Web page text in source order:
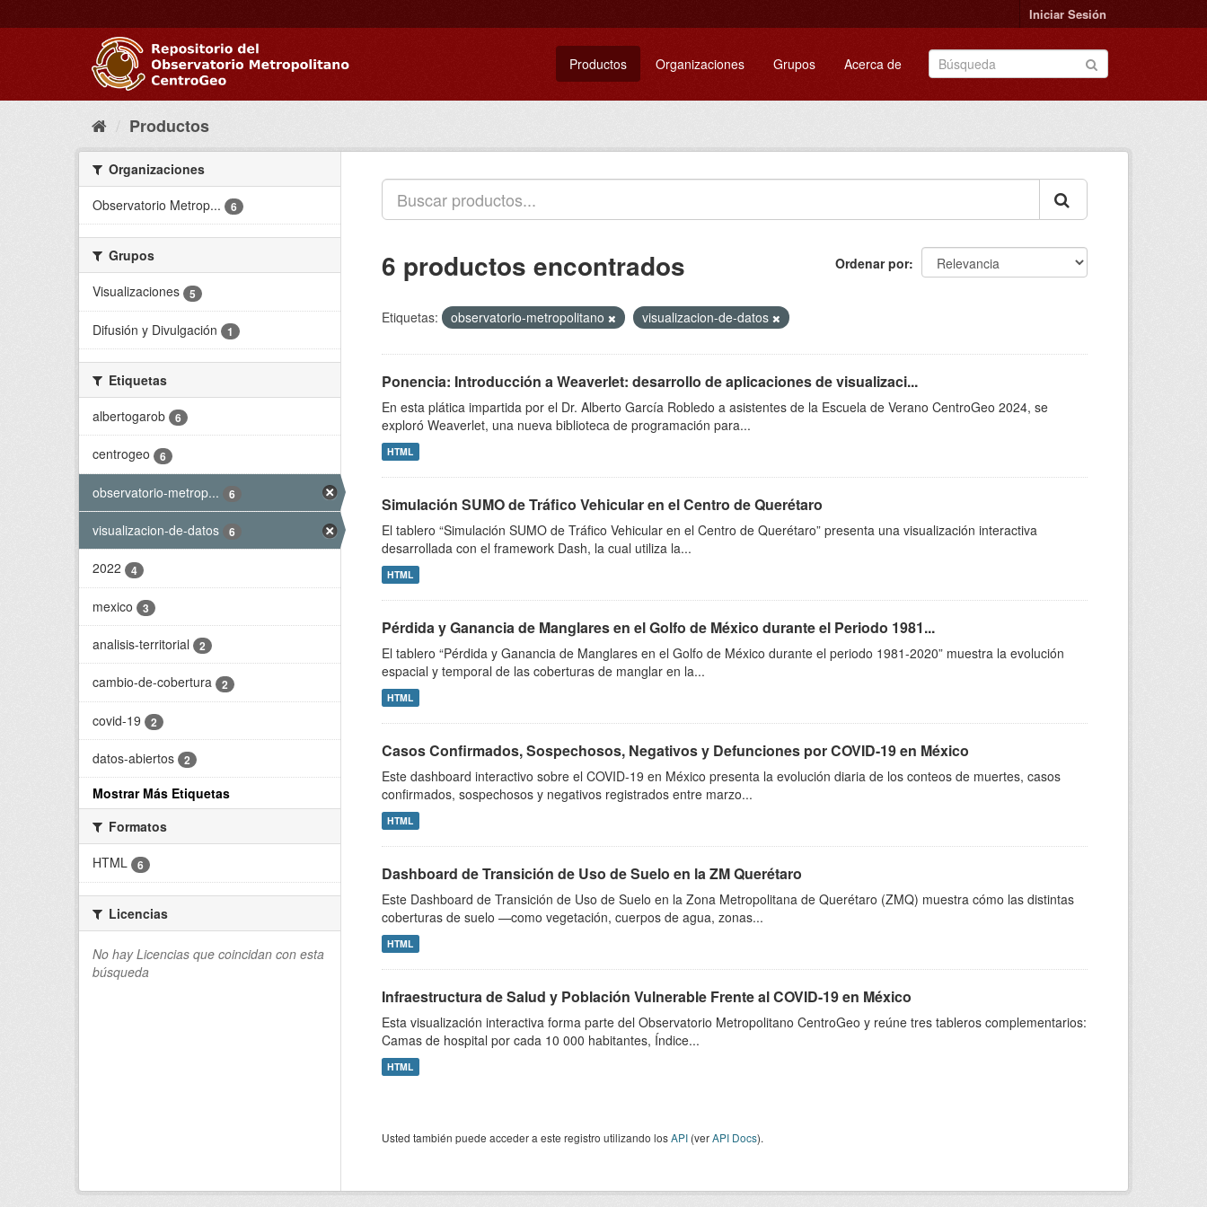
al
Iniciar Sesión
Productos Organizaciones Grupos Acerca de
Productos
Organizaciones
Observatorio Metrop...
6
Grupos
Visualizaciones
5
Difusión y Divulgación 1
Etiquetas
albertogarob
6
centrogeo 6
observatorio-metrop... 6
visualizacion-de-datos 6
2022 4
mexico 3
analisis-territorial 2
cambio-de-cobertura 2
covid-19 2
datos-abiertos 2
Mostrar Más Etiquetas
Formatos
HTML
6
Licencias
No hay Licencias que coincidan con esta
búsqueda
Ordenar por
6 productos encontrados
Etiquetas: observatorio-metropolitano visualizacion-de-datos
Ponencia: Introducción a Weaverlet: desarrollo de aplicaciones de visualizaci...
En esta plática impartida por el Dr. Alberto García Robledo a asistentes de la Escuela de Verano CentroGeo 2024, se
exploró Weaverlet, una nueva biblioteca de programación para...
HTML
Simulación SUMO de Tráfico Vehicular en el Centro de Querétaro
El tablero “Simulación SUMO de Tráfico Vehicular en el Centro de Querétaro” presenta una visualización interactiva
desarrollada con el framework Dash, la cual utiliza la...
HTML
Pérdida y Ganancia de Manglares en el Golfo de México durante el Periodo 1981...
El tablero “Pérdida y Ganancia de Manglares en el Golfo de México durante el periodo 1981-2020” muestra la evolución
espacial y temporal de las coberturas de manglar en la...
HTML
Casos Confirmados, Sospechosos, Negativos y Defunciones por COVID-19 en México
Este dashboard interactivo sobre el COVID-19 en México presenta la evolución diaria de los conteos de muertes, casos
confirmados, sospechosos y negativos registrados entre marzo...
HTML
Dashboard de Transición de Uso de Suelo en la ZM Querétaro
Este Dashboard de Transición de Uso de Suelo en la Zona Metropolitana de Querétaro (ZMQ) muestra cómo las distintas
coberturas de suelo —como vegetación, cuerpos de agua, zonas...
HTML
Infraestructura de Salud y Población Vulnerable Frente al COVID-19 en México
Esta visualización interactiva forma parte del Observatorio Metropolitano CentroGeo y reúne tres tableros complementarios:
Camas de hospital por cada 10 000 habitantes, Índice...
HTML
Usted también puede acceder a este registro utilizando losAPI (verAPI Docs).